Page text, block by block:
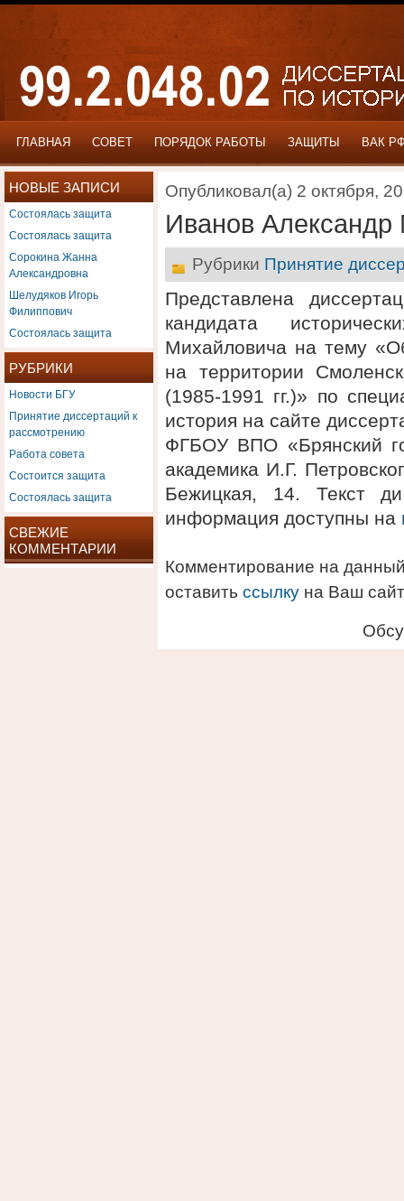
ГЛАВНАЯ СОВЕТ ПОРЯДОК РАБОТЫ ЗАЩИТЫ ВАК
НОВЫЕ ЗАПИСИ
Состоялась защита
Состоялась защита
Сорокина Жанна
Александровна
Шелудяков Игорь
Филиппович
Состоялась защита
РУБРИКИ
Новости БГУ
Принятие диссертаций к
рассмотрению
Работа совета
Состоится защита
Состоялась защита
СВЕЖИЕ
КОММЕНТАРИИ
Опубликовал(а) 2 октября,
Иванов Александр
Рубрики Принятие
Представлена
кандидата
Михайловича на тему
на территории
(1985-1991 гг.)» по
история на сайте
ФГБОУ ВПО «Брянский
академика И.Г.
Бежицкая, 14. Текст
информация доступны на
Комментирование на
оставить ссылку на Ваш